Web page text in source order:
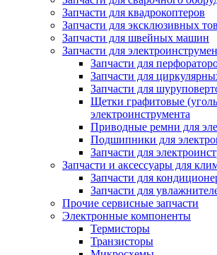
Запчасти для квадрокоптеров
Запчасти для эксклюзивных
Запчасти для швейных машин
Запчасти для
Запчасти для
Запчасти для
Запчасти для
Щетки графитовые
электроинструмента
Приводные ремни для
Подшипники для
Запчасти для
Запчасти и аксессуары для
Запчасти для
Запчасти для
Прочие сервисные запчасти
Электронные компоненты
Термисторы
Транзисторы